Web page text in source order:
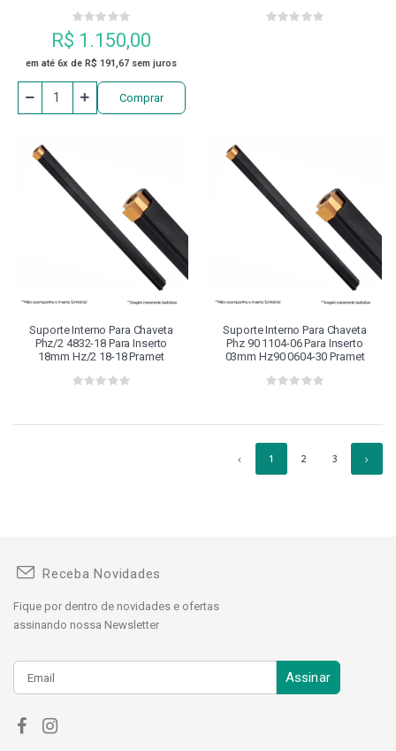
R$ 1.150,00
em até 6x de R$ 191,67 sem juros
Comprar
Suporte Interno Para Chaveta
Phz/2 4832-18 Para Inserto
18mm Hz/2 18-18 Pramet
Suporte Interno Para Chaveta
Phz 90 1104-06 Para Inserto
03mm Hz90 0604-30 Pramet
1 2 3
Receba Novidades
Fique por dentro de novidades e ofertas
assinando nossa Newsletter
Assinar